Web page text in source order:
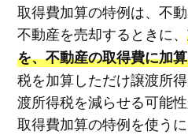
取得費加算の特例は、不
不動産を売却するときに、
を、不動産の取得費に加
税を加算しただけ譲渡所
渡所得税を減らせる可能
取得費加算の特例を使うに